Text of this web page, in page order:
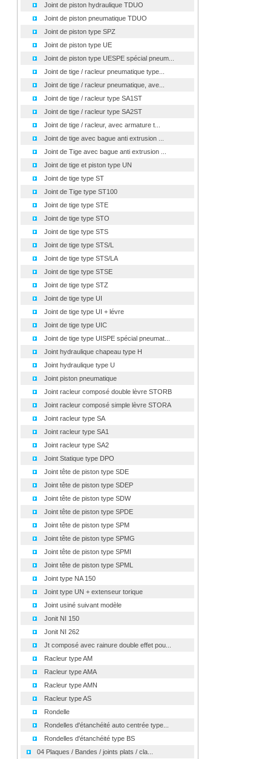
Joint de piston hydraulique TDUO
Joint de piston pneumatique TDUO
Joint de piston type SPZ
Joint de piston type UE
Joint de piston type UESPE spécial pneum...
Joint de tige / racleur pneumatique type...
Joint de tige / racleur pneumatique, ave...
Joint de tige / racleur type SA1ST
Joint de tige / racleur type SA2ST
Joint de tige / racleur, avec armature t...
Joint de tige avec bague anti extrusion ...
Joint de Tige avec bague anti extrusion ...
Joint de tige et piston type UN
Joint de tige type ST
Joint de Tige type ST100
Joint de tige type STE
Joint de tige type STO
Joint de tige type STS
Joint de tige type STS/L
Joint de tige type STS/LA
Joint de tige type STSE
Joint de tige type STZ
Joint de tige type UI
Joint de tige type UI + lévre
Joint de tige type UIC
Joint de tige type UISPE spécial pneumat...
Joint hydraulique chapeau type H
Joint hydraulique type U
Joint piston pneumatique
Joint racleur composé double lèvre STORB
Joint racleur composé simple lèvre STORA
Joint racleur type SA
Joint racleur type SA1
Joint racleur type SA2
Joint Statique type DPO
Joint tête de piston type SDE
Joint tête de piston type SDEP
Joint tête de piston type SDW
Joint tête de piston type SPDE
Joint tête de piston type SPM
Joint tête de piston type SPMG
Joint tête de piston type SPMI
Joint tête de piston type SPML
Joint type NA 150
Joint type UN + extenseur torique
Joint usiné suivant modèle
Jonit NI 150
Jonit NI 262
Jt composé avec rainure double effet pou...
Racleur type AM
Racleur type AMA
Racleur type AMN
Racleur type AS
Rondelle
Rondelles d'étanchéité auto centrée type...
Rondelles d'étanchéité type BS
04 Plaques / Bandes / joints plats / cla...